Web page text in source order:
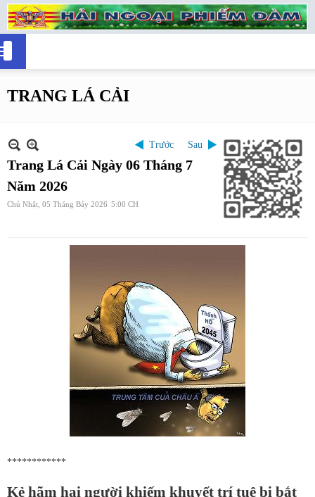
TRANG LÁ CẢI
Trước Sau
Trang Lá Cải Ngày 06 Tháng 7
Năm 2026
Chủ Nhật, 05 Tháng Bảy 2026 5:00 CH
************
Kẻ hãm hại người khiếm khuyết trí tuệ bị bắt